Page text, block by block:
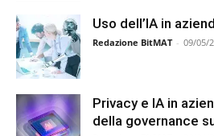
Uso dell’IA in
Redazione BitMAT - 09/05/
Privacy e IA in
della governance